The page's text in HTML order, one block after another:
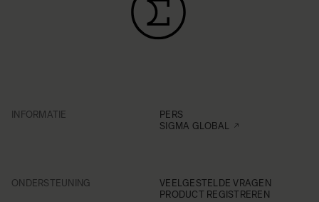
INFORMATIE
PERS
SIGMA GLOBAL
ONDERSTEUNING
VEELGESTELDE VRAGEN
PRODUCT REGISTREREN